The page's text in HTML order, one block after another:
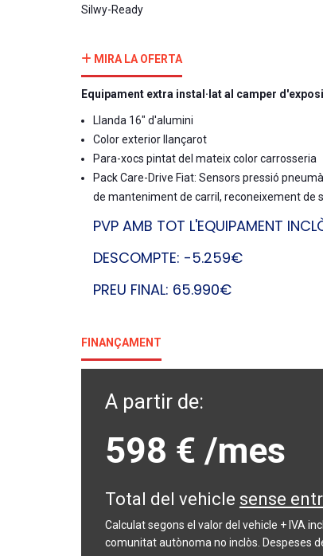
Silwy-Ready
MIRA LA OFERTA
Equipament extra instal·lat al camper
Llanda 16" d'alumini
Color exterior llançarot
Para-xocs pintat del mateix color carrosseria
Pack Care-Drive Fiat: Sensors pressió
de manteniment de carril, reconeixement de
PVP AMB TOT L'EQUIPAMENT
DESCOMPTE: -5.259€
PREU FINAL: 65.990€
FINANÇAMENT
A partir de:
598 € /mes
Total del vehicle sense
Calculat segons el valor del vehicle + IVA
comunitat autònoma no inclòs. Despeses